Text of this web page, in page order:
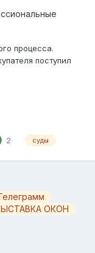
процесса.
поступил
посмотрели,
Конечно,
2 суды
ОКОН